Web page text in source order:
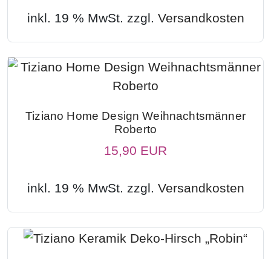
inkl. 19 % MwSt. zzgl. Versandkosten
Tiziano Home Design Weihnachtsmänner
Roberto
15,90 EUR
inkl. 19 % MwSt. zzgl. Versandkosten